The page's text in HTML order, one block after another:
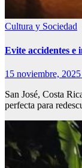
Cultura y Sociedad
Evite accidentes e
15 noviembre, 2025
San José, Costa
perfecta para